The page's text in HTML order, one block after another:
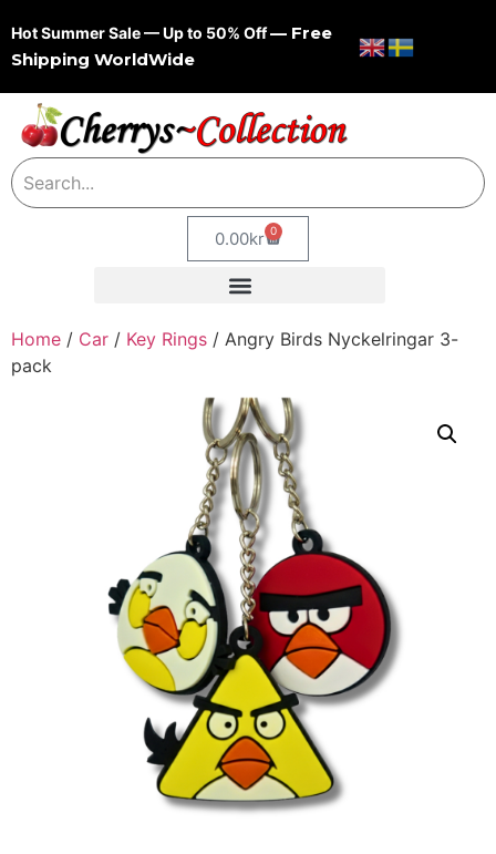
Hot Summer Sale — Up to 50% Off— Free
Shipping WorldWide
0.00kr 0
Home / Car / Key Rings / Angry Birds Nyckelringar 3-
pack